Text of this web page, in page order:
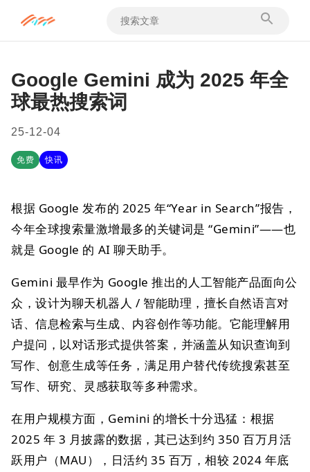
Google Gemini 成为 2025 年全
球最热搜索词
25-12-04
免费 快讯
根据 Google 发布的 2025 年“Year in Search”报告，
今年全球搜索量激增最多的关键词是 “Gemini”——也
就是 Google 的 AI 聊天助手。
Gemini 最早作为 Google 推出的人工智能产品面向公
众，设计为聊天机器人 / 智能助理，擅长自然语言对
话、信息检索与生成、内容创作等功能。它能理解用
户提问，以对话形式提供答案，并涵盖从知识查询到
写作、创意生成等任务，满足用户替代传统搜索甚至
写作、研究、灵感获取等多种需求。
在用户规模方面，Gemini 的增长十分迅猛：根据
2025 年 3 月披露的数据，其已达到约 350 百万月活
跃用户（MAU），日活约 35 百万，相较 2024 年底